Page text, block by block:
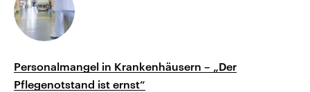
Personalmangel in Krankenhäusern – „Der
Pflegenotstand ist ernst“